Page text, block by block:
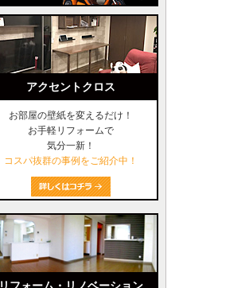
アクセントクロス
お部屋の壁紙を変えるだけ！
お手軽リフォームで
気分一新！
コスパ抜群の事例をご紹介中！